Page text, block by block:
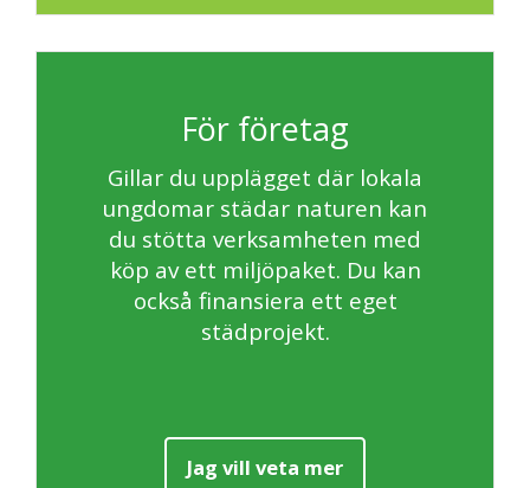
För företag
Gillar du upplägget där lokala
ungdomar städar naturen kan
du stötta verksamheten med
köp av ett miljöpaket. Du kan
också finansiera ett eget
städprojekt.
Jag vill veta mer